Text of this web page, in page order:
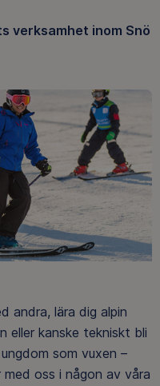
verksamhet inom Snö
andra, lära dig alpin
eller kanske tekniskt bli
som vuxen –
oss i någon av våra